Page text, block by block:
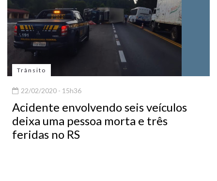
Trânsito
22/02/2020 - 15h36
Acidente envolvendo seis veículos
deixa uma pessoa morta e três
feridas no RS